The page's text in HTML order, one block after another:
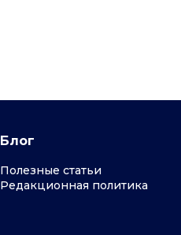
Блог
Полезные статьи
Редакционная политика